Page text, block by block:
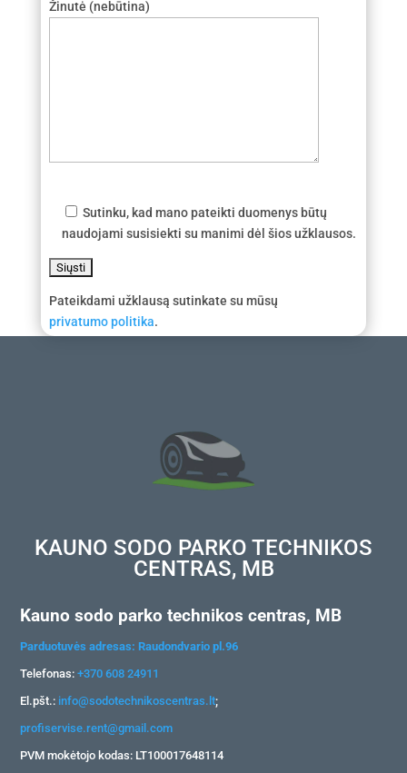
Žinutė (nebūtina)
Sutinku, kad mano pateikti duomenys būtų
naudojami susisiekti su manimi dėl šios užklausos.
Pateikdami užklausą sutinkate su mūsų
privatumo politika.
KAUNO SODO PARKO TECHNIKOS
CENTRAS, MB
Kauno sodo parko technikos centras, MB
Parduotuvės adresas: Raudondvario pl.96
Telefonas:+370 608 24911
El.pšt.: info@sodotechnikoscentras.lt;
profiservise.rent@gmail.com
PVM mokėtojo kodas: LT100017648114